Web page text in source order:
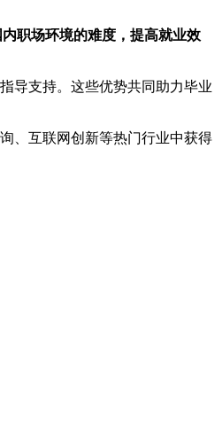
职场环境的难度，提高就业效
导支持。这些优势共同助力毕业
、互联网创新等热门行业中获得